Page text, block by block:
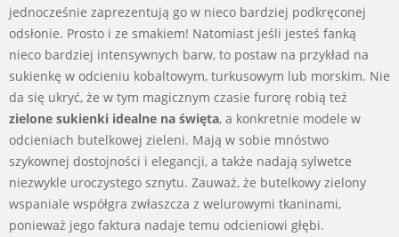
jednocześnie zaprezentują go w nieco bardziej podkręconej
odsłonie. Prosto i ze smakiem! Natomiast jeśli jesteś fanką
nieco bardziej intensywnych barw, to postaw na przykład na
sukienkę w odcieniu kobaltowym, turkusowym lub morskim. Nie
da się ukryć, że w tym magicznym czasie furorę robią też
zielone sukienki idealne na święta, a konkretnie modele w
odcieniach butelkowej zieleni. Mają w sobie mnóstwo
szykownej dostojności i elegancji, a także nadają sylwetce
niezwykle uroczystego sznytu. Zauważ, że butelkowy zielony
wspaniale współgra zwłaszcza z welurowymi tkaninami,
ponieważ jego faktura nadaje temu odcieniowi głębi.